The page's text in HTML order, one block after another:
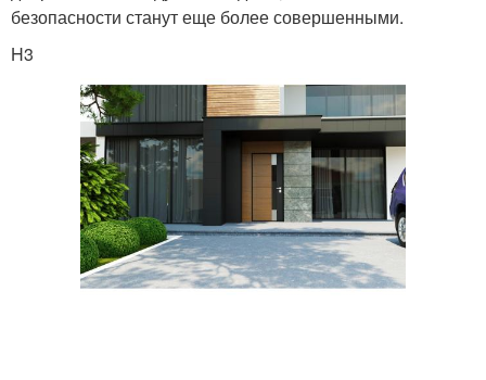
безопасности станут еще более совершенными.
H3